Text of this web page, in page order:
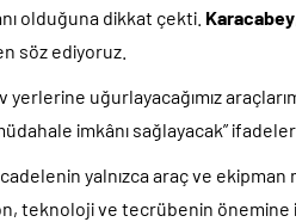
olduğuna dikkat çekti. Karacabey
söz ediyoruz.
yerlerine uğurlayacağımız
imkânı sağlayacak”
yalnızca araç ve ekipman
teknoloji ve tecrübenin